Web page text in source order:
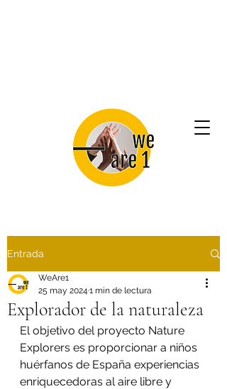
Entrada
Explorador de la naturaleza
WeAre1
25 may 2024 1 min de lectura
El objetivo del proyecto Nature
Explorers es proporcionar a niños
huérfanos de España experiencias
enriquecedoras al aire libre y